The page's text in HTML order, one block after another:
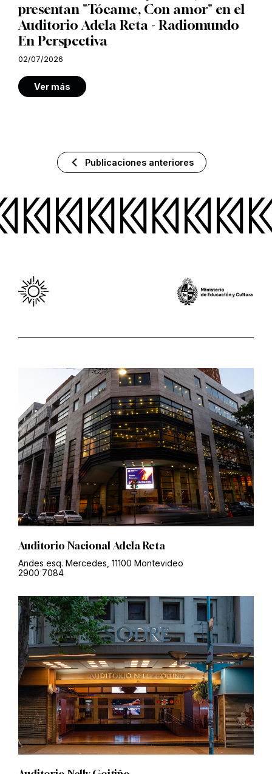
presentan "Tócame, Con amor" en el
Auditorio Adela Reta - Radiomundo
En Perspectiva
02/07/2026
Ver más
Publicaciones anteriores
Auditorio Nacional Adela Reta
Andes esq. Mercedes, 11100 Montevideo
2900 7084